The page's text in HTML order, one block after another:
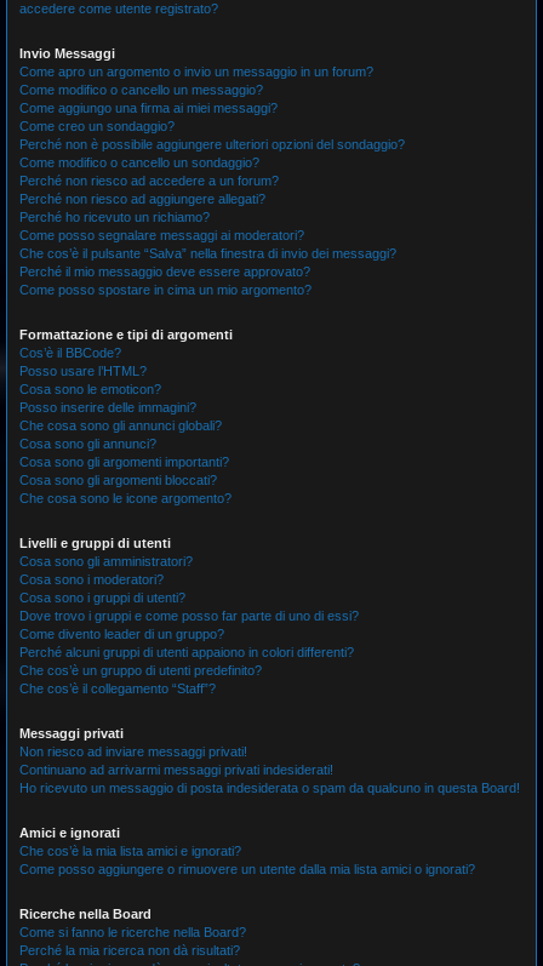
accedere come utente registrato?
Invio Messaggi
Come apro un argomento o invio un messaggio in un forum?
Come modifico o cancello un messaggio?
Come aggiungo una firma ai miei messaggi?
Come creo un sondaggio?
Perché non è possibile aggiungere ulteriori opzioni del sondaggio?
Come modifico o cancello un sondaggio?
Perché non riesco ad accedere a un forum?
Perché non riesco ad aggiungere allegati?
Perché ho ricevuto un richiamo?
Come posso segnalare messaggi ai moderatori?
Che cos’è il pulsante “Salva” nella finestra di invio dei messaggi?
Perché il mio messaggio deve essere approvato?
Come posso spostare in cima un mio argomento?
Formattazione e tipi di argomenti
Cos’è il BBCode?
Posso usare l’HTML?
Cosa sono le emoticon?
Posso inserire delle immagini?
Che cosa sono gli annunci globali?
Cosa sono gli annunci?
Cosa sono gli argomenti importanti?
Cosa sono gli argomenti bloccati?
Che cosa sono le icone argomento?
Livelli e gruppi di utenti
Cosa sono gli amministratori?
Cosa sono i moderatori?
Cosa sono i gruppi di utenti?
Dove trovo i gruppi e come posso far parte di uno di essi?
Come divento leader di un gruppo?
Perché alcuni gruppi di utenti appaiono in colori differenti?
Che cos’è un gruppo di utenti predefinito?
Che cos’è il collegamento “Staff”?
Messaggi privati
Non riesco ad inviare messaggi privati!
Continuano ad arrivarmi messaggi privati indesiderati!
Ho ricevuto un messaggio di posta indesiderata o spam da qualcuno in questa Board!
Amici e ignorati
Che cos’è la mia lista amici e ignorati?
Come posso aggiungere o rimuovere un utente dalla mia lista amici o ignorati?
Ricerche nella Board
Come si fanno le ricerche nella Board?
Perché la mia ricerca non dà risultati?